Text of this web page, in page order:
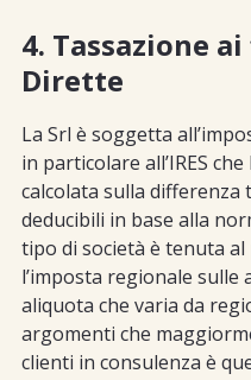
4. Tassazione
Dirette
La Srl è soggetta
in particolare all’IRES
calcolata sulla differenza
deducibili in base alla
tipo di società è tenuta al
l’imposta regionale
aliquota che varia da
argomenti che
clienti in consulenza è